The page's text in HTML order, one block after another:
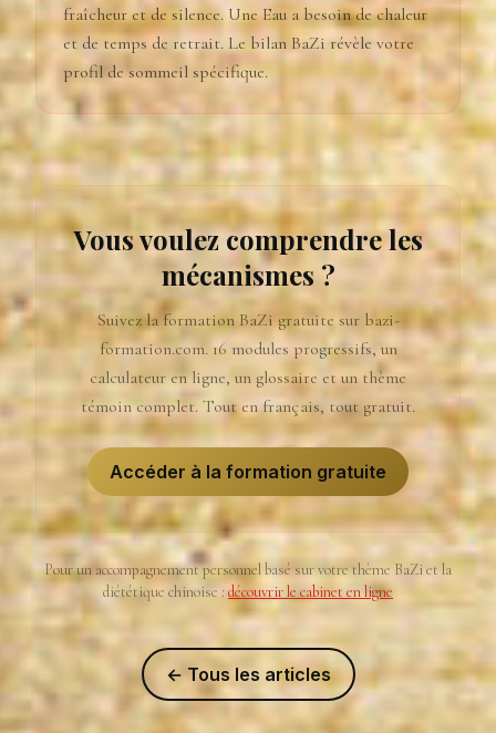
fraîcheur et de silence. Une Eau a besoin de chaleur
et de temps de retrait. Le bilan BaZi révèle votre
profil de sommeil spécifique.
Vous voulez comprendre les
mécanismes ?
Suivez la formation BaZi gratuite sur bazi-
formation.com. 16 modules progressifs, un
calculateur en ligne, un glossaire et un thème
témoin complet. Tout en français, tout gratuit.
Accéder à la formation gratuite
Pour un accompagnement personnel basé sur votre thème BaZi et la
diététique chinoise : découvrir le cabinet en ligne
← Tous les articles